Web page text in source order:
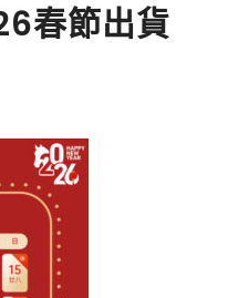
春節出貨